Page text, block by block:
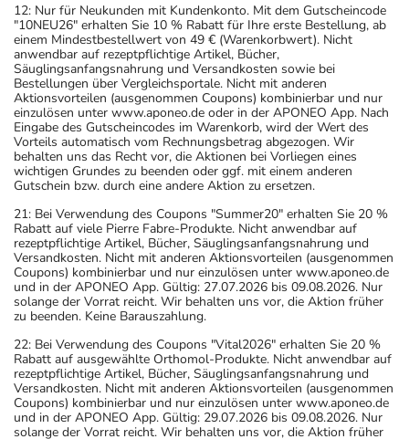
12: Nur für Neukunden mit Kundenkonto. Mit dem Gutscheincode
"10NEU26" erhalten Sie 10 % Rabatt für Ihre erste Bestellung, ab
einem Mindestbestellwert von 49 € (Warenkorbwert). Nicht
anwendbar auf rezeptpflichtige Artikel, Bücher,
Säuglingsanfangsnahrung und Versandkosten sowie bei
Bestellungen über Vergleichsportale. Nicht mit anderen
Aktionsvorteilen (ausgenommen Coupons) kombinierbar und nur
einzulösen unter www.aponeo.de oder in der APONEO App. Nach
Eingabe des Gutscheincodes im Warenkorb, wird der Wert des
Vorteils automatisch vom Rechnungsbetrag abgezogen. Wir
behalten uns das Recht vor, die Aktionen bei Vorliegen eines
wichtigen Grundes zu beenden oder ggf. mit einem anderen
Gutschein bzw. durch eine andere Aktion zu ersetzen.
21: Bei Verwendung des Coupons "Summer20" erhalten Sie 20 %
Rabatt auf viele Pierre Fabre-Produkte. Nicht anwendbar auf
rezeptpflichtige Artikel, Bücher, Säuglingsanfangsnahrung und
Versandkosten. Nicht mit anderen Aktionsvorteilen (ausgenommen
Coupons) kombinierbar und nur einzulösen unter www.aponeo.de
und in der APONEO App. Gültig: 27.07.2026 bis 09.08.2026. Nur
solange der Vorrat reicht. Wir behalten uns vor, die Aktion früher
zu beenden. Keine Barauszahlung.
22: Bei Verwendung des Coupons "Vital2026" erhalten Sie 20 %
Rabatt auf ausgewählte Orthomol-Produkte. Nicht anwendbar auf
rezeptpflichtige Artikel, Bücher, Säuglingsanfangsnahrung und
Versandkosten. Nicht mit anderen Aktionsvorteilen (ausgenommen
Coupons) kombinierbar und nur einzulösen unter www.aponeo.de
und in der APONEO App. Gültig: 29.07.2026 bis 09.08.2026. Nur
solange der Vorrat reicht. Wir behalten uns vor, die Aktion früher